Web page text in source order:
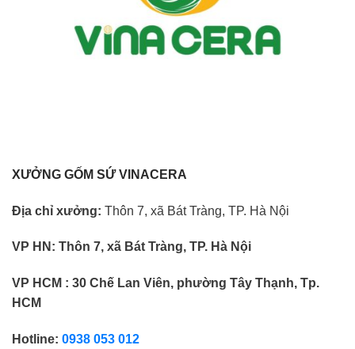
XƯỞNG GỐM SỨ VINACERA
Địa chỉ xưởng: Thôn 7, xã Bát Tràng, TP. Hà Nội
VP HN: Thôn 7, xã Bát Tràng, TP. Hà Nội
VP HCM : 30 Chế Lan Viên, phường Tây Thạnh, Tp.
HCM
Hotline: 0938 053 012